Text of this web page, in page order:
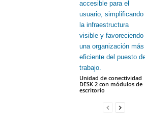
Unidad de conectividad
DESK 2 con módulos de
escritorio